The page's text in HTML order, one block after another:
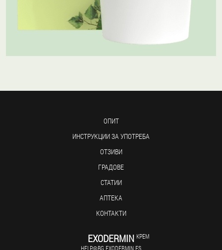
ОПИТ
ИНСТРУКЦИИ ЗА УПОТРЕБА
ОТЗИВИ
ГРАДОВЕ
СТАТИИ
АПТЕКА
КОНТАКТИ
EXODERMIN КРЕМ
HELP@BG.EXODERMIN.ES